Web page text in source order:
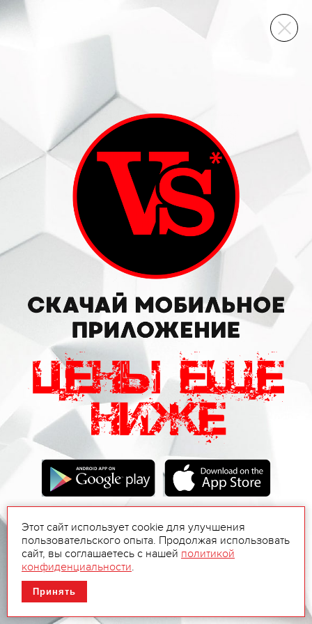
ВИННЫЙ СКЛАД
Этот сайт использует cookie для улучшения
пользовательского опыта. Продолжая использовать
сайт, вы соглашаетесь с нашей политикой
конфиденциальности.
Принять